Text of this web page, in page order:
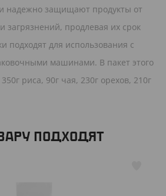
надежно защищают продукты от
загрязнений, продлевая их срок
подходят для использования с
машинами. В пакет этого
риса, 90г чая, 230г орехов, 210г
ПОДХОДЯТ